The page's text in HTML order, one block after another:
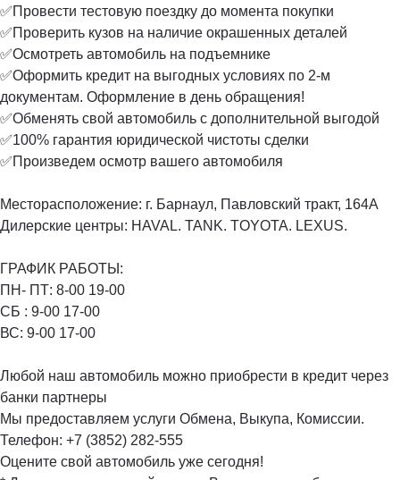
✅Провести тестовую поездку до момента покупки
✅Проверить кузов на наличие окрашенных деталей
✅Осмотреть автомобиль на подъемнике
✅Оформить кредит на выгодных условиях по 2-м
документам. Оформление в день обращения!
✅Обменять свой автомобиль с дополнительной выгодой
✅100% гарантия юридической чистоты сделки
✅Произведем осмотр вашего автомобиля
Месторасположение: г. Барнаул, Павловский тракт, 164А
Дилерские центры: HAVAL. TANK. TOYOTA. LEXUS.
ГРАФИК РАБОТЫ:
ПН- ПТ: 8-00 19-00️
СБ : 9-00 17-00️
ВС: 9-00 17-00️
Любой наш автомобиль можно приобрести в кредит через
банки партнеры
Мы предоставляем услуги Обмена, Выкупа, Комиссии.
Телефон: +7 (3852) 282-555
Оцените свой автомобиль уже сегодня!